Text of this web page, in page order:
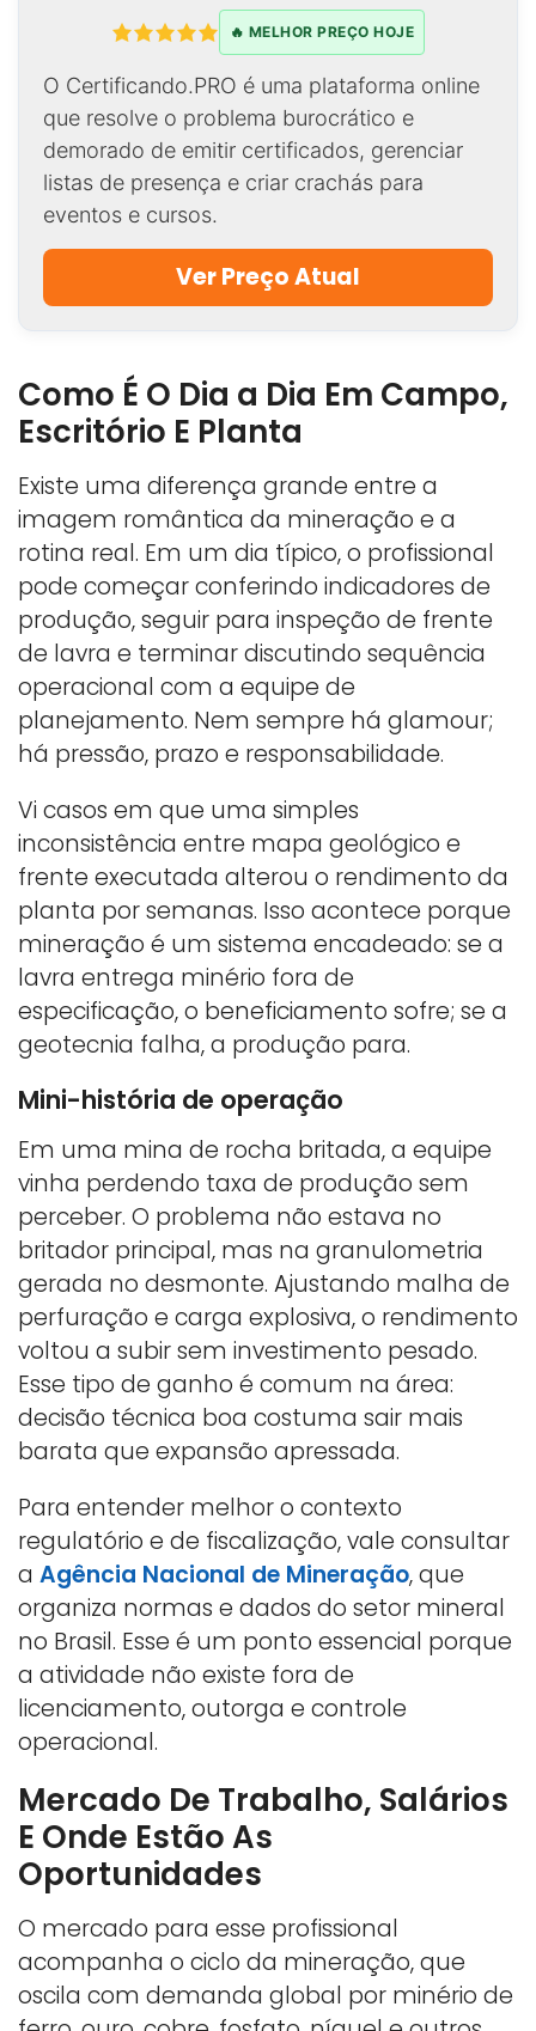
🔥 MELHOR PREÇO HOJE
O Certificando.PRO é uma plataforma online
que resolve o problema burocrático e
demorado de emitir certificados, gerenciar
listas de presença e criar crachás para
eventos e cursos.
Ver Preço Atual
Como É O Dia a Dia Em Campo,
Escritório E Planta
Existe uma diferença grande entre a
imagem romântica da mineração e a
rotina real. Em um dia típico, o profissional
pode começar conferindo indicadores de
produção, seguir para inspeção de frente
de lavra e terminar discutindo sequência
operacional com a equipe de
planejamento. Nem sempre há glamour;
há pressão, prazo e responsabilidade.
Vi casos em que uma simples
inconsistência entre mapa geológico e
frente executada alterou o rendimento da
planta por semanas. Isso acontece porque
mineração é um sistema encadeado: se a
lavra entrega minério fora de
especificação, o beneficiamento sofre; se a
geotecnia falha, a produção para.
Mini-história de operação
Em uma mina de rocha britada, a equipe
vinha perdendo taxa de produção sem
perceber. O problema não estava no
britador principal, mas na granulometria
gerada no desmonte. Ajustando malha de
perfuração e carga explosiva, o rendimento
voltou a subir sem investimento pesado.
Esse tipo de ganho é comum na área:
decisão técnica boa costuma sair mais
barata que expansão apressada.
Para entender melhor o contexto
regulatório e de fiscalização, vale consultar
a Agência Nacional de Mineração, que
organiza normas e dados do setor mineral
no Brasil. Esse é um ponto essencial porque
a atividade não existe fora de
licenciamento, outorga e controle
operacional.
Mercado De Trabalho, Salários
E Onde Estão As
Oportunidades
O mercado para esse profissional
acompanha o ciclo da mineração, que
oscila com demanda global por minério de